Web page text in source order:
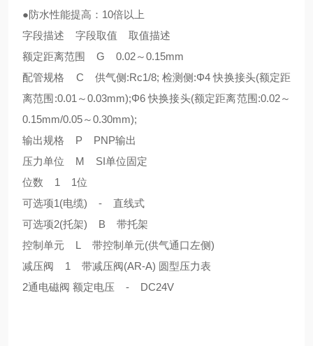
●防水性能提高：10倍以上
字段描述 字段取值 取值描述
额定距离范围 G 0.02～0.15mm
配管规格 C 供气侧:Rc1/8; 检测侧:Φ4 快换接头(额定距
离范围:0.01～0.03mm);Φ6 快换接头(额定距离范围:0.02～
0.15mm/0.05～0.30mm);
输出规格 P PNP输出
压力单位 M SI单位固定
位数 1 1位
可选项1(电缆) - 直线式
可选项2(托架) B 带托架
控制单元 L 带控制单元(供气通口左侧)
减压阀 1 带减压阀(AR-A) 圆型压力表
2通电磁阀 额定电压 - DC24V